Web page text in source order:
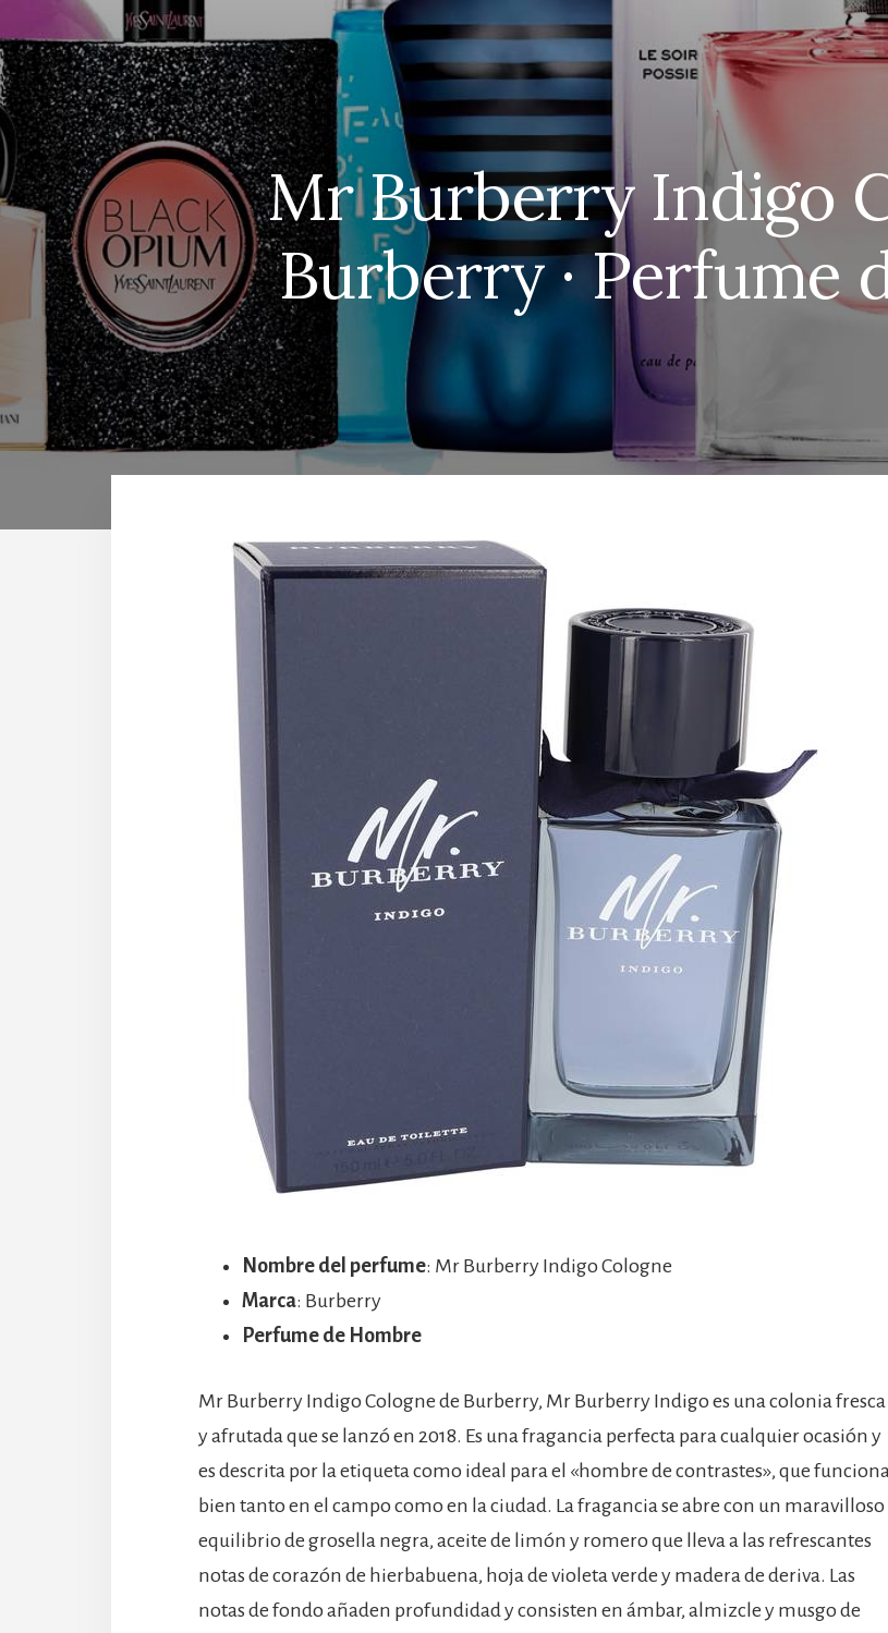
Mr Burberry Indigo
Burberry · Perfume
Nombre del perfume: Mr Burberry Indigo Cologne
Marca: Burberry
Perfume de Hombre
Mr Burberry Indigo Cologne de Burberry, Mr Burberry Indigo es una colonia fresca
y afrutada que se lanzó en 2018. Es una fragancia perfecta para cualquier ocasión y
es descrita por la etiqueta como ideal para el «hombre de contrastes», que
bien tanto en el campo como en la ciudad. La fragancia se abre con un maravilloso
equilibrio de grosella negra, aceite de limón y romero que lleva a las refrescantes
notas de corazón de hierbabuena, hoja de violeta verde y madera de deriva. Las
notas de fondo añaden profundidad y consisten en ámbar, almizcle y musgo de